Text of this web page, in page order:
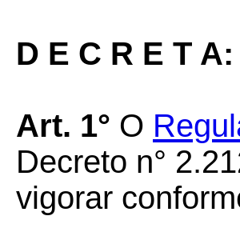
D E C R E T A:
Art. 1° O
Decreto n°
vigorar